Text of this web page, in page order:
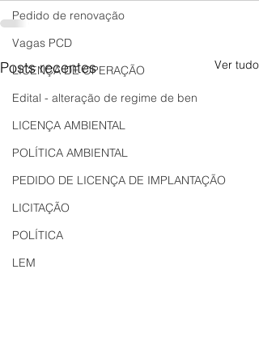
Pedido de renovação
Vagas PCD
LICENÇA DE OPERAÇÃO
Edital - alteração de regime de ben
LICENÇA AMBIENTAL
POLÍTICA AMBIENTAL
PEDIDO DE LICENÇA DE IMPLANTAÇÃO
LICITAÇÃO
POLÍTICA
LEM
Posts recentes Ver tudo